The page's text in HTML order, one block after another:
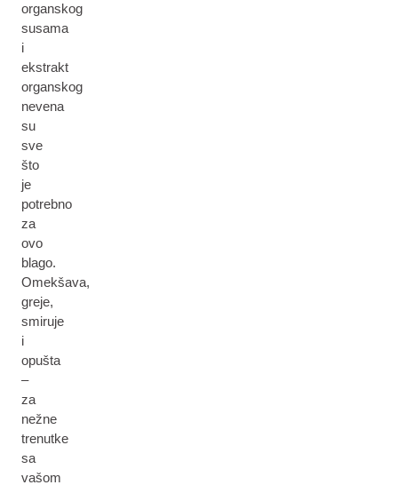
organskog
susama
i
ekstrakt
organskog
nevena
su
sve
što
je
potrebno
za
ovo
blago.
Omekšava,
greje,
smiruje
i
opušta
–
za
nežne
trenutke
sa
vašom